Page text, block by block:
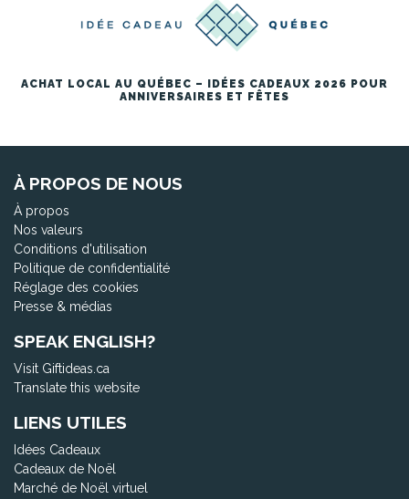
ACHAT LOCAL AU QUÉBEC – IDÉES CADEAUX 2026 POUR
ANNIVERSAIRES ET FÊTES
À PROPOS DE NOUS
À propos
Nos valeurs
Conditions d'utilisation
Politique de confidentialité
Réglage des cookies
Presse & médias
SPEAK ENGLISH?
Visit Giftideas.ca
Translate this website
LIENS UTILES
Idées Cadeaux
Cadeaux de Noël
Marché de Noël virtuel